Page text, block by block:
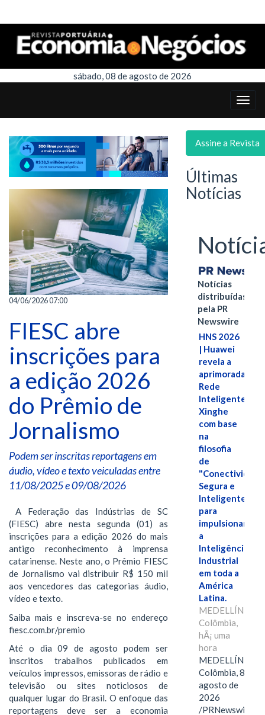
sábado, 08 de agosto de 2026
04/06/2026 07:00
FIESC abre
inscrições para
a edição 2026
do Prêmio de
Jornalismo
Podem ser inscritas reportagens em
áudio, vídeo e texto veiculadas entre
11/08/2025 e 09/08/2026
A Federação das Indústrias de SC
(FIESC) abre nesta segunda (01) as
inscrições para a edição 2026 do mais
antigo reconhecimento à imprensa
catarinense. Neste ano, o Prêmio FIESC
de Jornalismo vai distribuir R$ 150 mil
aos vencedores das categorias áudio,
vídeo e texto.
Saiba mais e inscreva-se no endereço
fiesc.com.br/premio
Até o dia 09 de agosto podem ser
inscritos trabalhos publicados em
veículos impressos, emissoras de rádio e
televisão ou sites noticiosos de
qualquer lugar do Brasil. O enfoque das
reportagens deve ser a economia
Assine a Revista
Últimas
Notícias
Notícias
distribuídas
pela PR
Newswire
HNS 2026
| Huawei
revela a
aprimorada
Rede
Inteligente
Xinghe
com base
na
filosofia
de
"Conectividade
Segura e
Inteligente"
para
impulsionar
a
Inteligência
Industrial
em toda a
América
Latina.
MEDELLÍN,
Colômbia,
hÃ¡ uma
hora
MEDELLÍN,
Colômbia, 8 de
agosto de
2026
/PRNewswire/